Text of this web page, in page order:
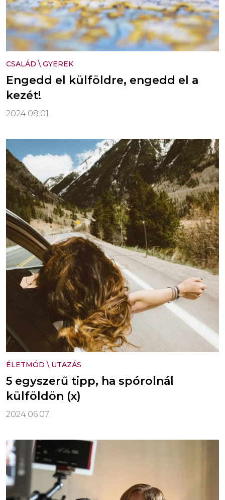
CSALÁD \ GYEREK
Engedd el külföldre, engedd el a
kezét!
2024.08.01.
ÉLETMÓD \ UTAZÁS
5 egyszerű tipp, ha spórolnál
külföldön (x)
2024.06.07.